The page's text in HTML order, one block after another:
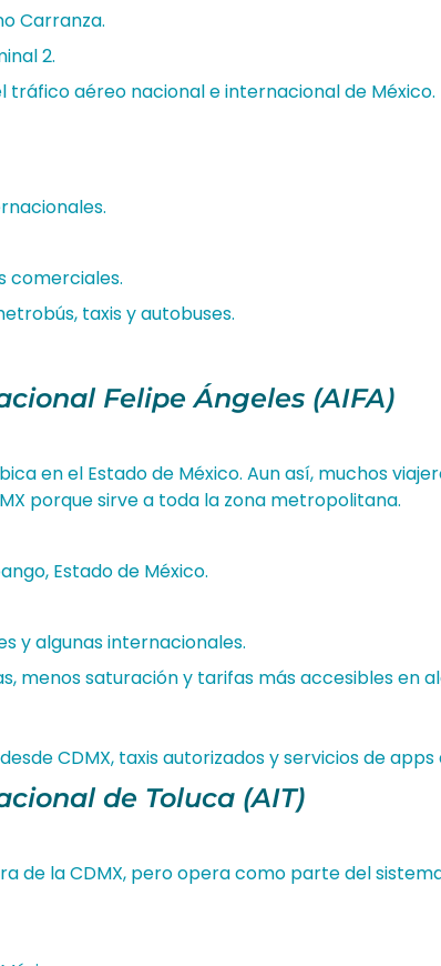
Carranza.
2.
tráfico aéreo nacional e internacional de México.
comerciales.
taxis y autobuses.
Felipe Ángeles (AIFA)
en el Estado de México. Aun así, muchos
porque sirve a toda la zona metropolitana.
Estado de México.
y algunas internacionales.
menos saturación y tarifas más accesibles en
CDMX, taxis autorizados y servicios de apps
de Toluca (AIT)
de la CDMX, pero opera como parte del